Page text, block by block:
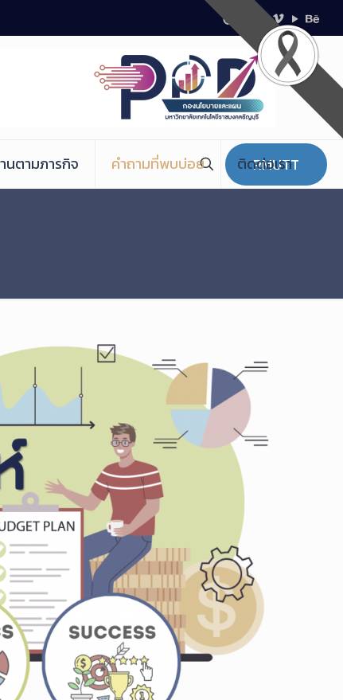
นตามภารกิจ คำถามที่พบบ่อย ติดต่อเรา
RMUTT